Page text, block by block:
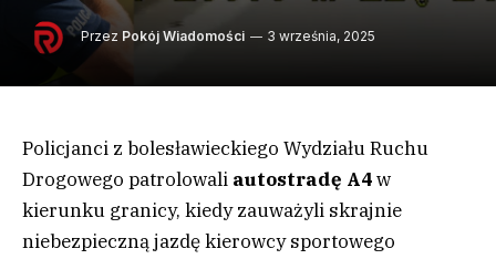
Przez Pokój Wiadomości 3 września, 2025
Policjanci z bolesławieckiego Wydziału Ruchu
Drogowego patrolowali autostradę A4w
kierunku granicy, kiedy zauważyli skrajnie
niebezpieczną jazdę kierowcy sportowego